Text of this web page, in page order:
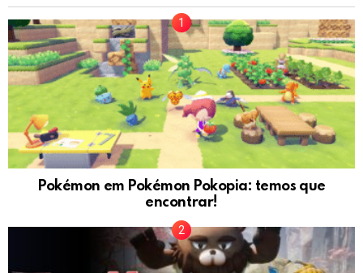
Pokémon em Pokémon Pokopia: temos que
encontrar!